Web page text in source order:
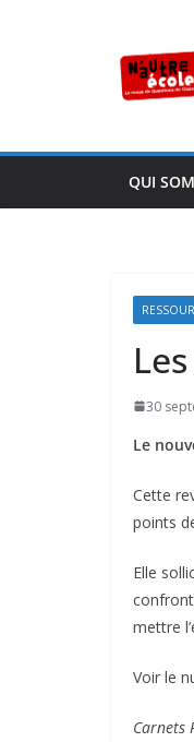
QUI
30
Le
Cette
points
Elle
mettre
Voir le
Carnets